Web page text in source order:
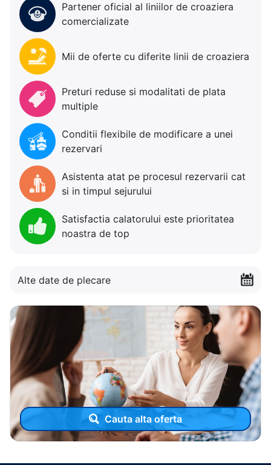
Partener oficial al liniilor de croaziera
comercializate
Mii de oferte cu diferite linii de croaziera
Preturi reduse si modalitati de plata
multiple
Conditii flexibile de modificare a unei
rezervari
Asistenta atat pe procesul rezervarii cat
si in timpul sejurului
Satisfactia calatorului este prioritatea
noastra de top
Alte date de plecare
Cauta alta oferta